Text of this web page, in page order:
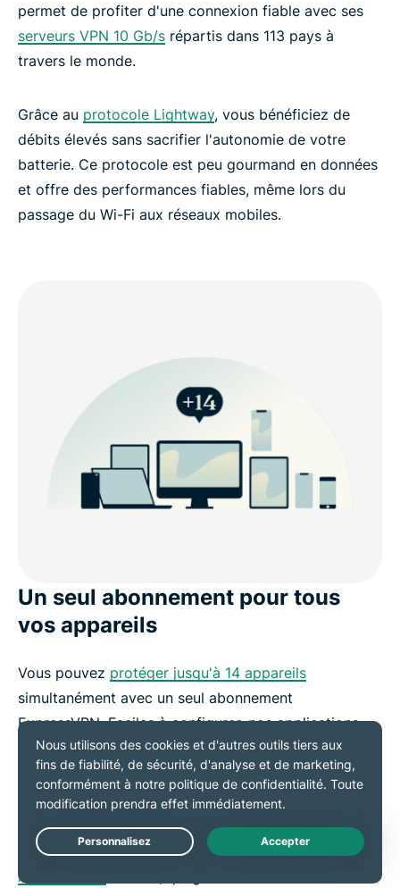
permet de profiter d'une connexion fiable avec ses
serveurs VPN 10 Gb/s répartis dans 113 pays à
travers le monde.
Grâce au protocole Lightway, vous bénéficiez de
débits élevés sans sacrifier l'autonomie de votre
batterie. Ce protocole est peu gourmand en données
et offre des performances fiables, même lors du
passage du Wi-Fi aux réseaux mobiles.
Un seul abonnement pour tous
vos appareils
Vous pouvez protéger jusqu'à 14 appareils
simultanément avec un seul abonnement
ExpressVPN. Faciles à configurer, nos applications
garantissent la sécurité de votre téléphone, tablette
et navigateur en quelques secondes. Aucune
compétence technique n'est requise.
Chaque connexion est sécurisée par unchiffrement
AES 256 bits
Live Chat